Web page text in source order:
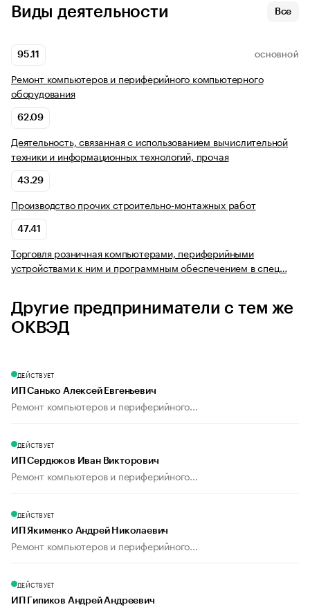
Виды деятельности Все
95.11 ОСНОВНОЙ
Ремонт компьютеров и периферийного компьютерного
оборудования
62.09
Деятельность, связанная с использованием вычислительной
техники и информационных технологий, прочая
43.29
Производство прочих строительно-монтажных работ
47.41
Торговля розничная компьютерами, периферийными
устройствами к ним и программным обеспечением в спец…
Другие предприниматели с тем же
ОКВЭД
ДЕЙСТВУЕТ
ИП Санько Алексей Евгеньевич
Ремонт компьютеров и периферийного...
ДЕЙСТВУЕТ
ИП Сердюков Иван Викторович
Ремонт компьютеров и периферийного...
ДЕЙСТВУЕТ
ИП Якименко Андрей Николаевич
Ремонт компьютеров и периферийного...
ДЕЙСТВУЕТ
ИП Гипиков Андрей Андреевич